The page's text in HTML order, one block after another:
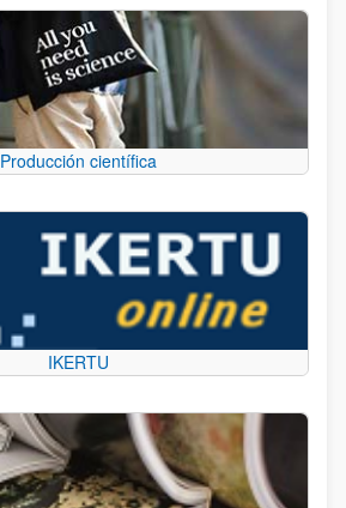
Producción científica
IKERTU